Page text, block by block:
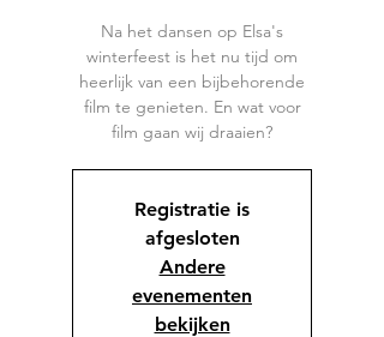
Na het dansen op Elsa's
winterfeest is het nu tijd om
heerlijk van een bijbehorende
film te genieten. En wat voor
film gaan wij draaien?
Registratie is
afgesloten
Andere
evenementen
bekijken